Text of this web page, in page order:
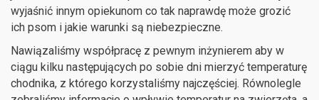
wyjaśnić innym opiekunom co tak naprawdę może grozić
ich psom i jakie warunki są niebezpieczne.
Nawiązaliśmy współpracę z pewnym inżynierem aby w
ciągu kilku następujących po sobie dni mierzyć temperaturę
chodnika, z którego korzystaliśmy najczęściej. Równolegle